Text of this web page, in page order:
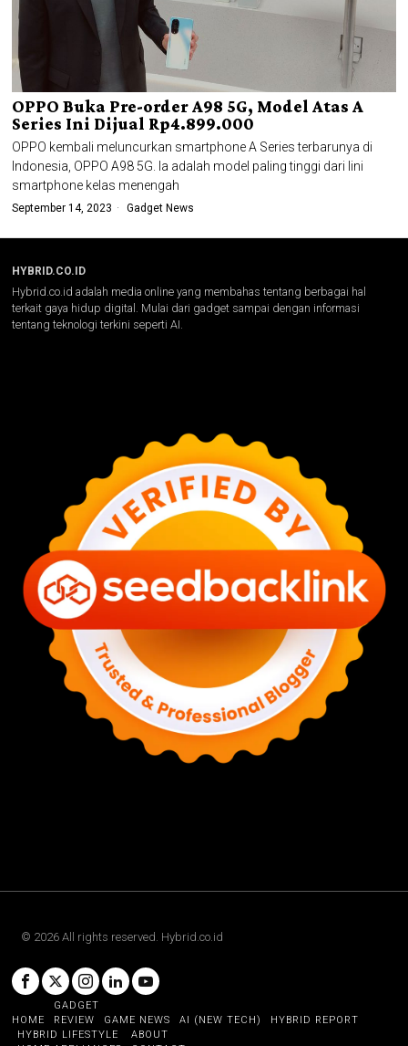
OPPO Buka Pre-order A98 5G, Model Atas A
Series Ini Dijual Rp4.899.000
OPPO kembali meluncurkan smartphone A Series terbarunya di
Indonesia, OPPO A98 5G. Ia adalah model paling tinggi dari lini
smartphone kelas menengah
September 14, 2023 Gadget News
HYBRID.CO.ID
Hybrid.co.id adalah media online yang membahas tentang berbagai hal
terkait gaya hidup digital. Mulai dari gadget sampai dengan informasi
tentang teknologi terkini seperti AI.
© 2026 All rights reserved. Hybrid.co.id
HOME
GADGET
REVIEW
GAME NEWS AI (NEW TECH)
HYBRID REPORT
HYBRID LIFESTYLE
ABOUT